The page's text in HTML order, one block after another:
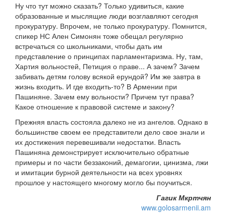
Ну что тут можно сказать? Только удивиться, какие
образованные и мыслящие люди возглавляют сегодня
прокуратуру. Впрочем, не только прокуратуру. Помнится,
спикер НС Ален Симонян тоже обещал регулярно
встречаться со школьниками, чтобы дать им
представление о принципах парламентаризма. Ну, там,
Хартия вольностей, Петиция о праве... А зачем? Зачем
забивать детям голову всякой ерундой? Им же завтра в
жизнь входить. И где входить-то? В Армении при
Пашиняне. Зачем ему вольности? Причем тут права?
Какое отношение к правовой системе и закону?
Прежняя власть состояла далеко не из ангелов. Однако в
большинстве своем ее представители дело свое знали и
их достижения перевешивали недостатки. Власть
Пашиняна демонстрирует исключительно обратные
примеры и по части беззаконий, демагогии, цинизма, лжи
и имитации бурной деятельности на всех уровнях
прошлое у настоящего многому могло бы поучиться.
Гагик Мкртчян
www.golosarmenii.am